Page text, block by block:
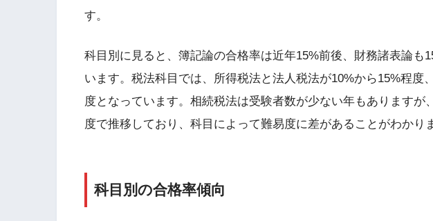
す。
科目別に見ると、簿記論の合格率は近年15%前後、財務諸表論も
います。税法科目では、所得税法と法人税法が10%から15%程度
度となっています。相続税法は受験者数が少ない年もありますが
度で推移しており、科目によって難易度に差があることがわかり
科目別の合格率傾向